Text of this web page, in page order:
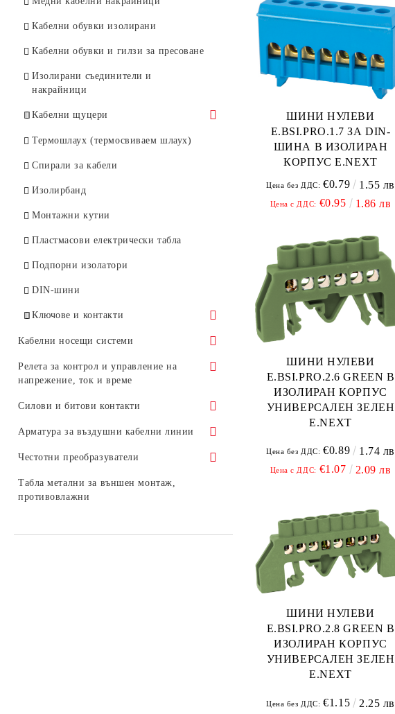
габарит 1 (NT1)
AC стопяеми предпазители –
AC стопяеми предпазители –
10×38
"CRIMP"
Куфари за инструменти
Кабелни обувки изолирани
Кабелни обувки и гилзи за пресоване
Изолирани съединители и
накрайници
Кабелни щуцери
Пластмасови кабелни щуцери
Месингови кабелни щуцери
Водоустойчиви кабелни конектори
Термошлаух (термосвиваем шлаух)
Спирали за кабели
Изолирбанд
Монтажни кутии
Пластмасови електрически табла
Подпорни изолатори
DIN-шини
Ключове и контакти
Ключове и контакти за
IP54)
(IP20)
Кабелни носещи системи
Пластмасови кабелни канали
Релета за контрол и управление на
напрежение, ток и време
Релета за контрол на напрежението
Релета за време
Релета за мониторинг на ток и
Релета междинни
Силови и битови контакти
Силови контакти от серия E.PRO
Разклонители
Домакински щепсел
Арматура за въздушни кабелни линии
Скоби и клеми за СИП
Пробивни скоби за СИП (IPC)
Куки и болтове
Анкерни скоби
Честотни преобразуватели
Монофазни честотни
преобразуватели
Табла метални за външен монтаж,
противовлажни
ШИНИ НУЛЕВИ
E.BSI.PRO.1.7 ЗА DIN-
ШИНА В ИЗОЛИРАН
КОРПУС E.NEXT
Цена без ДДС: €0.79 1.55 лв
Цена с ДДС: €0.95 1.86 лв
ШИНИ НУЛЕВИ
E.BSI.PRO.2.6 GREEN В
ИЗОЛИРАН КОРПУС
УНИВЕРСАЛЕН ЗЕЛЕН
E.NEXT
Цена без ДДС: €0.89 1.74 лв
Цена с ДДС: €1.07 2.09 лв
ШИНИ НУЛЕВИ
E.BSI.PRO.2.8 GREEN В
ИЗОЛИРАН КОРПУС
УНИВЕРСАЛЕН ЗЕЛЕН
E.NEXT
Цена без ДДС: €1.15 2.25 лв